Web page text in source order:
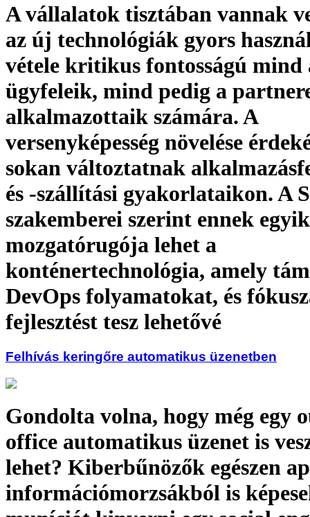
A vállalatok tisztában vannak
az új technológiák gyors
vétele kritikus fontosságú mind
ügyfeleik, mind pedig a
alkalmazottaik számára. A
versenyképesség növelése
sokan változtatnak
és -szállítási gyakorlataikon. A
szakemberei szerint ennek
mozgatórugója lehet a
konténertechnológia, amely
DevOps folyamatokat, és
fejlesztést tesz lehetővé
Felhívás keringőre automatikus üzenetben
Gondolta volna, hogy még egy
office automatikus üzenet is
lehet? Kiberbűnözők egészen
információmorzsákból is